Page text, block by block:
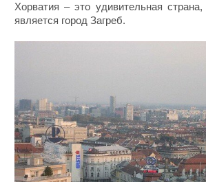
Хорватия – это удивительная страна,
является город Загреб.